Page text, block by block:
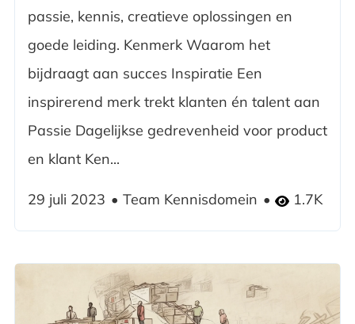
passie, kennis, creatieve oplossingen en
goede leiding. Kenmerk Waarom het
bijdraagt aan succes Inspiratie Een
inspirerend merk trekt klanten én talent aan
Passie Dagelijkse gedrevenheid voor product
en klant Ken...
29 juli 2023 Team Kennisdomein 1.7K